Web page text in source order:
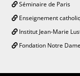
Séminaire de Paris
Enseignement
Institut Jean-Marie
Fondation Notre Dame